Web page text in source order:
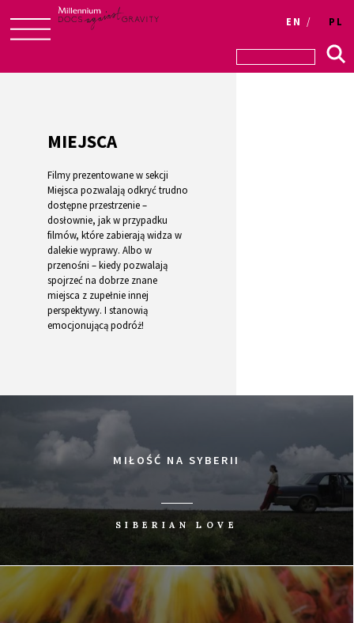
to
Login
EN PL
MIEJSCA
Filmy prezentowane w sekcji
Miejsca pozwalają odkryć trudno
dostępne przestrzenie –
dosłownie, jak w przypadku
filmów, które zabierają widza w
dalekie wyprawy. Albo w
przenośni – kiedy pozwalają
spojrzeć na dobrze znane
miejsca z zupełnie innej
perspektywy. I stanowią
emocjonującą podróż!
MIŁOŚĆ NA SYBERII
SIBERIAN LOVE